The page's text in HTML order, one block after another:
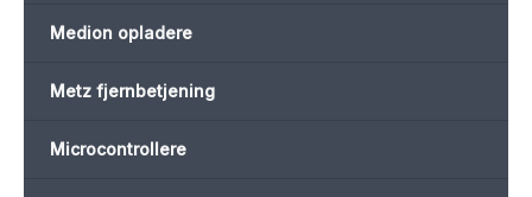
Medion opladere
Metz fjernbetjening
Microcontrollere